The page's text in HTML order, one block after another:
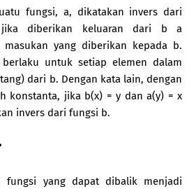
fungsi, a, dikatakan invers dari
diberikan keluaran dari b a
masukan yang diberikan kepada b.
untuk setiap elemen dalam
dari b. Dengan kata lain, dengan
konstanta, jika b(x) = y dan a(y) = x
invers dari fungsi b.
fungsi yang dapat dibalik menjadi